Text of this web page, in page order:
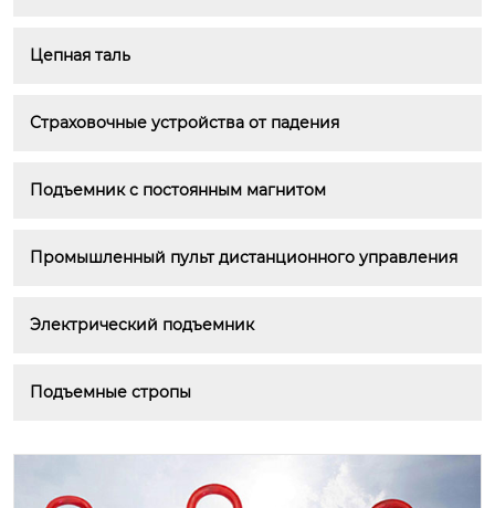
Цепная таль
Страховочные устройства от падения
Подъемник с постоянным магнитом
Промышленный пульт дистанционного управления
Электрический подъемник
Подъемные стропы